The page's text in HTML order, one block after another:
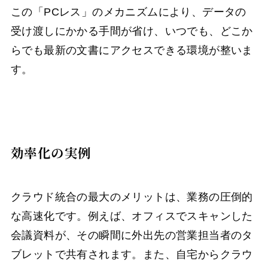
この「PCレス」のメカニズムにより、データの
受け渡しにかかる手間が省け、いつでも、どこか
らでも最新の文書にアクセスできる環境が整いま
す。
効率化の実例
クラウド統合の最大のメリットは、業務の圧倒的
な高速化です。例えば、オフィスでスキャンした
会議資料が、その瞬間に外出先の営業担当者のタ
ブレットで共有されます。また、自宅からクラウ